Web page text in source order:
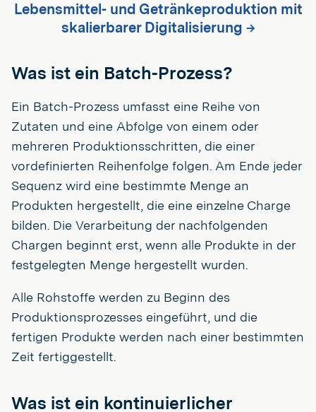
Lebensmittel- und Getränkeproduktion mit
skalierbarer Digitalisierung →
Was ist ein Batch-Prozess?
Ein Batch-Prozess umfasst eine Reihe von
Zutaten und eine Abfolge von einem oder
mehreren Produktionsschritten, die einer
vordefinierten Reihenfolge folgen. Am Ende jeder
Sequenz wird eine bestimmte Menge an
Produkten hergestellt, die eine einzelne Charge
bilden. Die Verarbeitung der nachfolgenden
Chargen beginnt erst, wenn alle Produkte in der
festgelegten Menge hergestellt wurden.
Alle Rohstoffe werden zu Beginn des
Produktionsprozesses eingeführt, und die
fertigen Produkte werden nach einer bestimmten
Zeit fertiggestellt.
Was ist ein kontinuierlicher